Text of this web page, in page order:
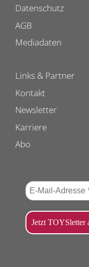
Datenschutz
AGB
Mediadaten
Links & Partner
Kontakt
Newsletter
Karriere
Abo